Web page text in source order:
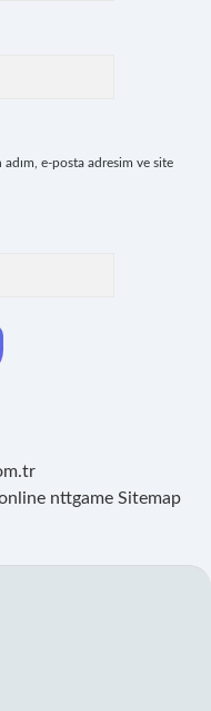
e-posta adresim ve site
nttgame Sitemap